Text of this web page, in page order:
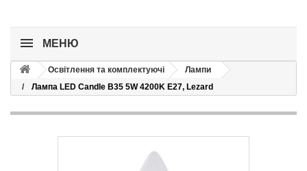
МЕНЮ
Освітлення та комплектуючі
Лампи
Лампа LED Candle B35 5W 4200K E27, Lezard